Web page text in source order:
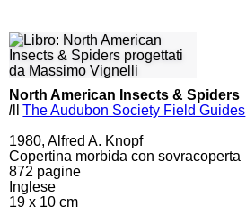
North American Insects & Spiders
l
The Audubon Society Field Guides
1980, Alfred A. Knopf
Copertina morbida con sovracoperta
872 pagine
Inglese
19 x 10 cm